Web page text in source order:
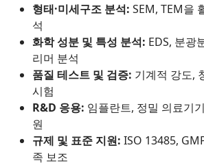
형태·미세구조 분석: SEM, TEM을
석
화학 성분 및 특성 분석: EDS, 분광
리머 분석
품질 테스트 및 검증: 기계적 강도,
시험
R&D 응용: 임플란트, 정밀 의료기
원
규제 및 표준 지원: ISO 13485,
족 보조